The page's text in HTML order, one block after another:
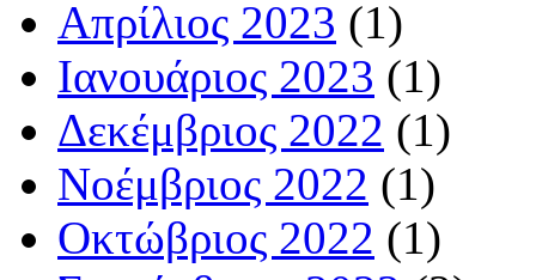
Απρίλιος 2023 (1)
Ιανουάριος 2023 (1)
Δεκέμβριος 2022 (1)
Νοέμβριος 2022 (1)
Οκτώβριος 2022 (1)